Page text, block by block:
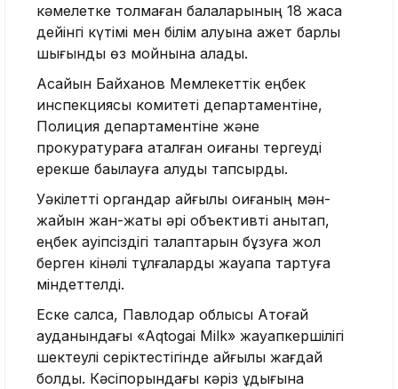
кәмелетке толмаған балаларының 18 жасқа
дейінгі күтімі мен білім алуына қажет барлық
шығынды өз мойнына алады.
Асайын Байханов Мемлекеттік еңбек
инспекциясы комитеті департаментіне,
Полиция департаментіне және
прокуратураға аталған оқиғаны тергеуді
ерекше бақылауға алуды тапсырды.
Уәкілетті органдар қайғылы оқиғаның мән-
жайын жан-жақты әрі объективті анықтап,
еңбек қауіпсіздігі талаптарын бұзуға жол
берген кінәлі тұлғаларды жауапқа тартуға
міндеттелді.
Еске салсақ, Павлодар облысы Ақтоғай
ауданындағы «Aqtogai Milk» жауапкершілігі
шектеулі серіктестігінде қайғылы жағдай
болды. Кәсіпорындағы кәріз құдығына